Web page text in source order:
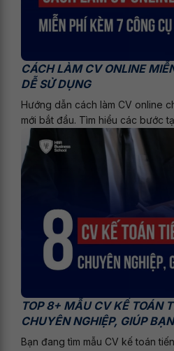
CÁCH LÀM CV ONLINE
DỄ SỬ DỤNG
Hướng dẫn cách làm CV online
mới bắt đầu. Tìm hiểu các bước
TOP 8+ MẪU CV KẾ TOÁN
CHUYÊN NGHIỆP, GIÚP
Bạn đang tìm mẫu CV kế toán